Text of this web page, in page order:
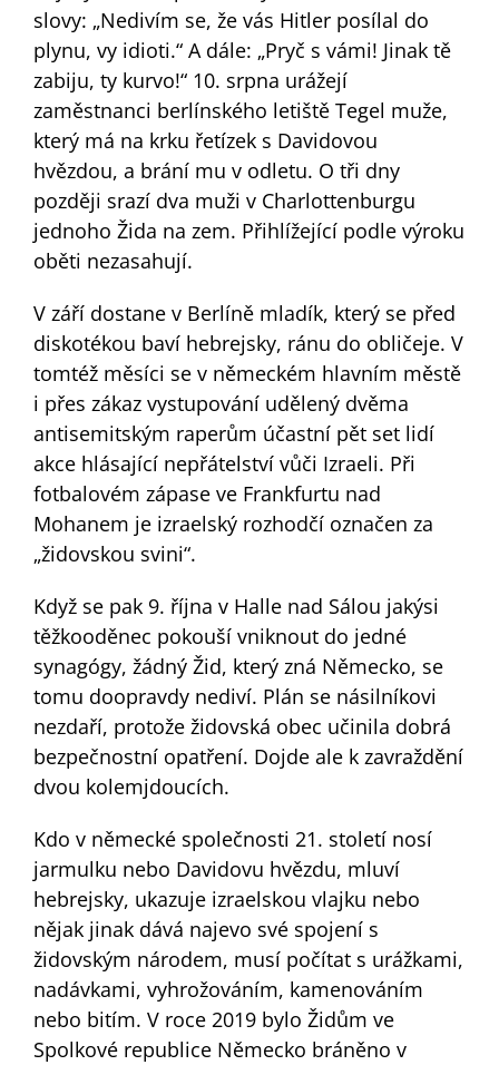
slovy: „Nedivím se, že vás Hitler posílal do
plynu, vy idioti.“ A dále: „Pryč s vámi! Jinak tě
zabiju, ty kurvo!“ 10. srpna urážejí
zaměstnanci berlínského letiště Tegel muže,
který má na krku řetízek s Davidovou
hvězdou, a brání mu v odletu. O tři dny
později srazí dva muži v Charlottenburgu
jednoho Žida na zem. Přihlížející podle výroku
oběti nezasahují.
V září dostane v Berlíně mladík, který se před
diskotékou baví hebrejsky, ránu do obličeje. V
tomtéž měsíci se v německém hlavním městě
i přes zákaz vystupování udělený dvěma
antisemitským raperům účastní pět set lidí
akce hlásající nepřátelství vůči Izraeli. Při
fotbalovém zápase ve Frankfurtu nad
Mohanem je izraelský rozhodčí označen za
„židovskou svini“.
Když se pak 9. října v Halle nad Sálou jakýsi
těžkooděnec pokouší vniknout do jedné
synagógy, žádný Žid, který zná Německo, se
tomu doopravdy nediví. Plán se násilníkovi
nezdaří, protože židovská obec učinila dobrá
bezpečnostní opatření. Dojde ale k zavraždění
dvou kolemjdoucích.
Kdo v německé společnosti 21. století nosí
jarmulku nebo Davidovu hvězdu, mluví
hebrejsky, ukazuje izraelskou vlajku nebo
nějak jinak dává najevo své spojení s
židovským národem, musí počítat s urážkami,
nadávkami, vyhrožováním, kamenováním
nebo bitím. V roce 2019 bylo Židům ve
Spolkové republice Německo bráněno v